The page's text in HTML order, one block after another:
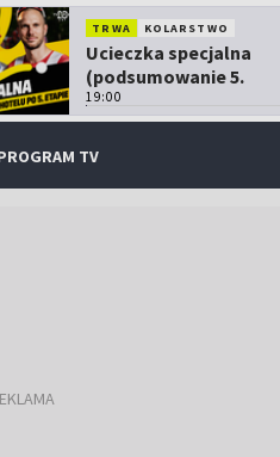
TRWA KOLARSTWO
Ucieczka specjalna
(podsumowanie 5.
etapu TdP)
19:00
TV